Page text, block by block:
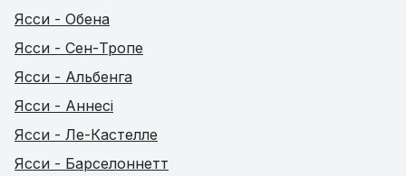
Ясси - Обена
Ясси - Сен-Тропе
Ясси - Альбенга
Ясси - Аннесі
Ясси - Ле-Кастелле
Ясси - Барселоннетт